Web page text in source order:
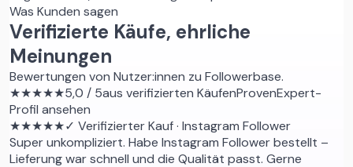
Was Kunden sagen
Verifizierte Käufe, ehrliche
Meinungen
Bewertungen von Nutzer:innen zu Followerbase.
★★★★★5,0 / 5aus verifizierten KäufenProvenExpert-
Profil ansehen
★★★★★✓ Verifizierter Kauf· Instagram Follower
Super unkompliziert. Habe Instagram Follower bestellt –
Lieferung war schnell und die Qualität passt. Gerne